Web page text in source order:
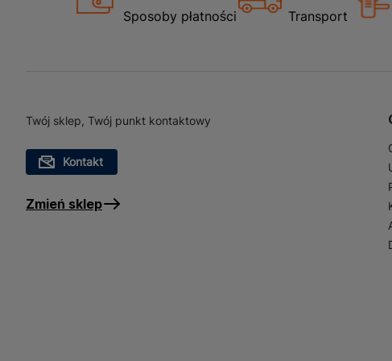
Spodnie robocze z paskiem
budownictwo, mechanika czy
Sposoby płatności Transport
Twój sklep, Twój punkt kontaktowy
Kontakt
Zmień sklep